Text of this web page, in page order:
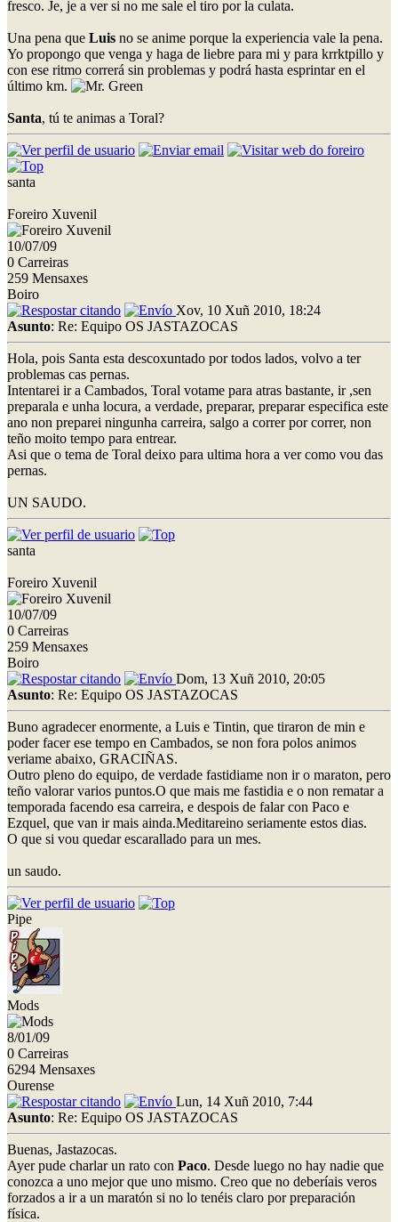
fresco. Je, je a ver si no me sale el tiro por la culata.
Una pena que Luis no se anime porque la experiencia vale la pena.
Yo propongo que venga y haga de liebre para mi y para krrktpillo y
con ese ritmo correrá sin problemas y podrá hasta esprintar en el
último km.
Santa, tú te animas a Toral?
santa
Foreiro Xuvenil
10/07/09
0 Carreiras
259 Mensaxes
Boiro
Xov, 10 Xuñ 2010, 18:24
Asunto: Re: Equipo OS JASTAZOCAS
Hola, pois Santa esta descoxuntado por todos lados, volvo a ter
problemas cas pernas.
Intentarei ir a Cambados, Toral votame para atras bastante, ir ,sen
preparala e unha locura, a verdade, preparar, preparar especifica este
ano non preparei ningunha carreira, salgo a correr por correr, non
teño moito tempo para entrear.
Asi que o tema de Toral deixo para ultima hora a ver como vou das
pernas.
UN SAUDO.
santa
Foreiro Xuvenil
10/07/09
0 Carreiras
259 Mensaxes
Boiro
Dom, 13 Xuñ 2010, 20:05
Asunto: Re: Equipo OS JASTAZOCAS
Buno agradecer enormente, a Luis e Tintin, que tiraron de min e
poder facer ese tempo en Cambados, se non fora polos animos
veriame abaixo, GRACIÑAS.
Outro pleno do equipo, de verdade fastidiame non ir o maraton, pero
teño valorar varios puntos.O que mais me fastidia e o non rematar a
temporada facendo esa carreira, e despois de falar con Paco e
Ezquel, que van ir mais ainda.Meditareino seriamente estos dias.
O que si vou quedar escarallado para un mes.
un saudo.
Pipe
Mods
8/01/09
0 Carreiras
6294 Mensaxes
Ourense
Lun, 14 Xuñ 2010, 7:44
Asunto: Re: Equipo OS JASTAZOCAS
Buenas, Jastazocas.
Ayer pude charlar un rato con Paco. Desde luego no hay nadie que
conozca a uno mejor que uno mismo. Creo que no deberíais veros
forzados a ir a un maratón si no lo tenéis claro por preparación
física.